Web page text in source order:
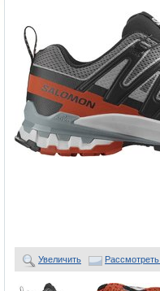
Увеличить